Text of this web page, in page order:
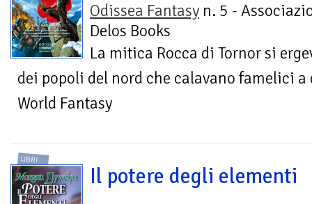
Odissea Fantasy n. 5 -
Delos Books
La mitica Rocca di Tornor si
dei popoli del nord che calavano famelici
World Fantasy
LIBRI
Il potere degli elementi